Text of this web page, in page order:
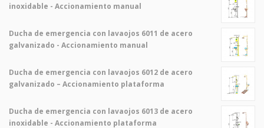
inoxidable - Accionamiento manual
Ducha de emergencia con lavaojos 6011 de acero
galvanizado - Accionamiento manual
Ducha de emergencia con lavaojos 6012 de acero
galvanizado – Accionamiento plataforma
Ducha de emergencia con lavaojos 6013 de acero
inoxidable - Accionamiento plataforma